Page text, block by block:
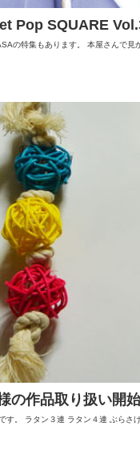
Pop SQUARE
の特集もあります。 本屋さんで見
の作品取り扱い開始
す。 ラタン３連 ラタン４連 ぶらさ